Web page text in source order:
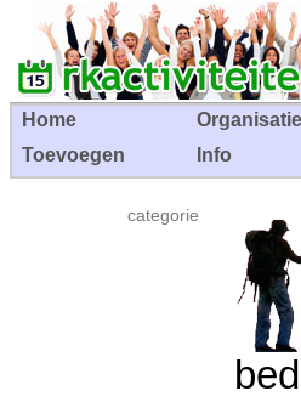
Home Organisatie
Toevoegen
Info
categorie